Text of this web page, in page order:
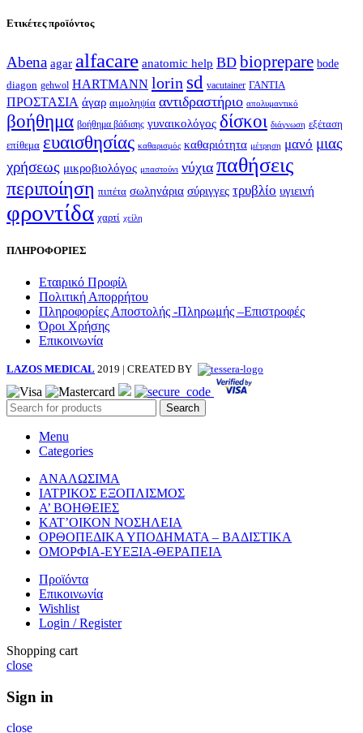
Ετικέτες προϊόντος
Abena agar alfacare anatomic help BD bioprepare bode
diagon gehwol HARTMANN lorin sd vacutainer ΓΑΝΤΙΑ
ΠΡΟΣΤΑΣΙΑ άγαρ αιμοληψία αντιδραστήριο απολυμαντικό
βοήθημα βοήθημα βάδισης γυναικολόγος δίσκοι διάγνωση εξέταση
επίθεμα ευαισθησίας καθαρισμός καθαριότητα μέτρηση μανό μιας
χρήσεως μικροβιολόγος μπαστούνι νύχια παθήσεις
περιποίηση πιπέτα σωληνάρια σύριγγες τρυβλίο υγιεινή
φροντίδα χαρτί χείλη
ΠΛΗΡΟΦΟΡΙΕΣ
Εταιρικό Προφίλ
Πολιτική Απορρήτου
Πληροφορίες Αποστολής -Πληρωμής –Επιστροφές
Όροι Χρήσης
Επικοινωνία
LAZOS MEDICAL 2019 | CREATED BY
Search
Menu
Categories
ΑΝΑΛΩΣΙΜΑ
ΙΑΤΡΙΚΟΣ ΕΞΟΠΛΙΣΜΟΣ
Α’ ΒΟΗΘΕΙΕΣ
ΚΑΤ’ΟΙΚΟΝ ΝΟΣΗΛΕΙΑ
ΟΡΘΟΠΕΔΙΚΑ ΥΠΟΔΗΜΑΤΑ – ΒΑΔΙΣΤΙΚΑ
ΟΜΟΡΦΙΑ-ΕΥΕΞΙΑ-ΘΕΡΑΠΕΙΑ
Προϊόντα
Επικοινωνία
Wishlist
Login / Register
Shopping cart
close
Sign in
close